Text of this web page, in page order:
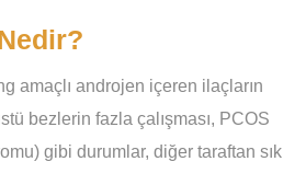
amaçlı androjen içeren ilaçların
bezlerin fazla çalışması, PCOS
gibi durumlar, diğer taraftan sık